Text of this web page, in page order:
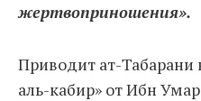
жертвоприношения».
Приводит ат-
аль-кабир» от Ибн